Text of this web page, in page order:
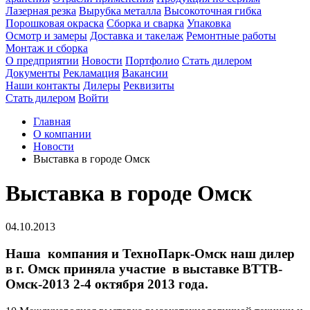
Лазерная резка Вырубка металла Высокоточная гибка
Порошковая окраска Сборка и сварка Упаковка
Осмотр и замеры Доставка и такелаж Ремонтные работы
Монтаж и сборка
О предприятии Новости Портфолио Стать дилером
Документы Рекламация Вакансии
Наши контакты Дилеры Реквизиты
Стать дилером Войти
Главная
О компании
Новости
Выставка в городе Омск
Выставка в городе Омск
04.10.2013
Наша компания и ТехноПарк-Омск наш дилер
в г. Омск приняла участие в выставке ВТТВ-
Омск-2013 2-4 октября 2013 года.